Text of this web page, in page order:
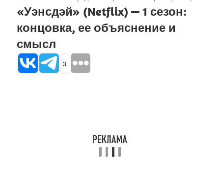
«Уэнсдэй» (Netflix) — 1 сезон:
концовка, ее объяснение и
смысл
3